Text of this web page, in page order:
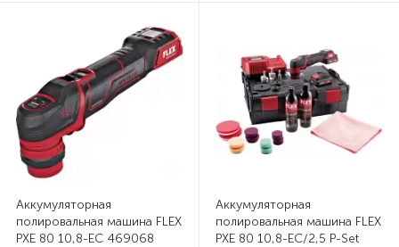
Аккумуляторная
полировальная машина FLEX
PXE 80 10,8-EC 469068
Аккумуляторная
полировальная машина FLEX
PXE 80 10,8-EC/2,5 P-Set